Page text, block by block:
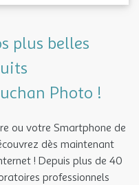
plus belles
Photo !
ou votre Smartphone de
dès maintenant
! Depuis plus de 40
professionnels